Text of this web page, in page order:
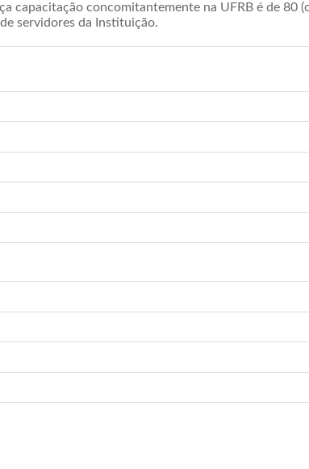
capacitação concomitantemente na UFRB é de 80
de servidores da Instituição.